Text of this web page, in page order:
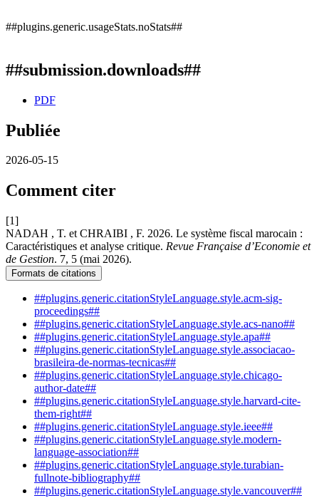
##plugins.generic.usageStats.noStats##
##submission.downloads##
PDF
Publiée
2026-05-15
Comment citer
[1]
NADAH , T. et CHRAIBI , F. 2026. Le système fiscal marocain :
Caractéristiques et analyse critique. Revue Française d’Economie et
de Gestion. 7, 5 (mai 2026).
Formats de citations
##plugins.generic.citationStyleLanguage.style.acm-sig-
proceedings##
##plugins.generic.citationStyleLanguage.style.acs-nano##
##plugins.generic.citationStyleLanguage.style.apa##
##plugins.generic.citationStyleLanguage.style.associacao-
brasileira-de-normas-tecnicas##
##plugins.generic.citationStyleLanguage.style.chicago-
author-date##
##plugins.generic.citationStyleLanguage.style.harvard-cite-
them-right##
##plugins.generic.citationStyleLanguage.style.ieee##
##plugins.generic.citationStyleLanguage.style.modern-
language-association##
##plugins.generic.citationStyleLanguage.style.turabian-
fullnote-bibliography##
##plugins.generic.citationStyleLanguage.style.vancouver##